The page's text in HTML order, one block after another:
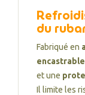
du
Fabriqué en
encastrable
et une
Il limite les